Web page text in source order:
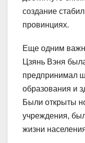
создание
провинциях.
Еще одним
Цзянь Вэня
предпринимал
образования и
Были открыты
учреждения,
жизни